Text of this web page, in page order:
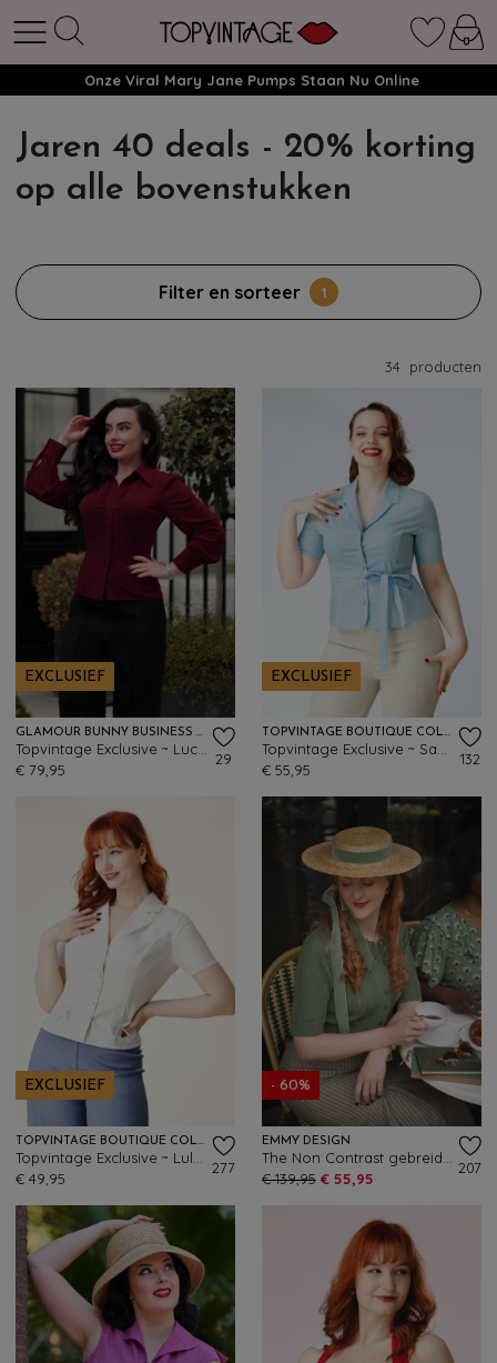
Onze Viral Mary Jane Pumps Staan Nu Online
Jaren 40 deals - 20% korting
op alle bovenstukken
Filter en sorteer 1
34 producten
EXCLUSIEF
GLAMOUR BUNNY BUSINESS BABE
€ 79,95
29
EXCLUSIEF
TOPVINTAGE BOUTIQUE COLLECTION
€ 55,95
132
EXCLUSIEF
TOPVINTAGE BOUTIQUE COLLECTION
€ 49,95
277
- 60%
EMMY DESIGN
€ 139,95 € 55,95
207